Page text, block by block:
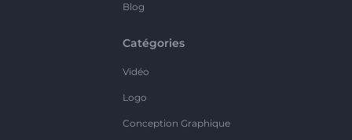
Blog
Catégories
Vidéo
Logo
Conception Graphique